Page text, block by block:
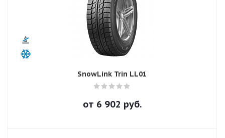
SnowLink Trin LL01
от 6 902 руб.